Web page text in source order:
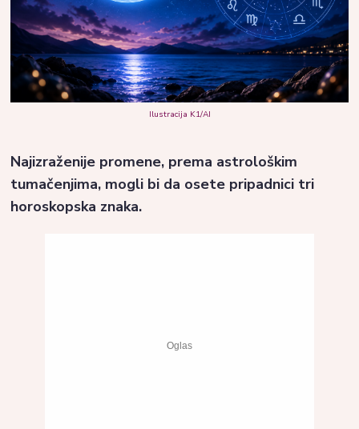
Ilustracija K1/AI
Najizraženije promene, prema astrološkim
tumačenjima, mogli bi da osete pripadnici tri
horoskopska znaka.